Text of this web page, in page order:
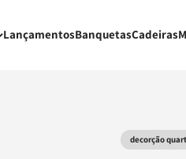
LançamentosBanquetasCadeiras
decorção